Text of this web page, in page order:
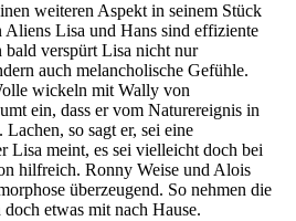
weiteren Aspekt in seinem Stück
Aliens Lisa und Hans sind effiziente
verspürt Lisa nicht nur
auch melancholische Gefühle.
wickeln mit Wally von
ein, dass er vom Naturereignis in
so sagt er, sei eine
Lisa meint, es sei vielleicht doch bei
hilfreich. Ronny Weise und Alois
überzeugend. So nehmen die
etwas mit nach Hause.